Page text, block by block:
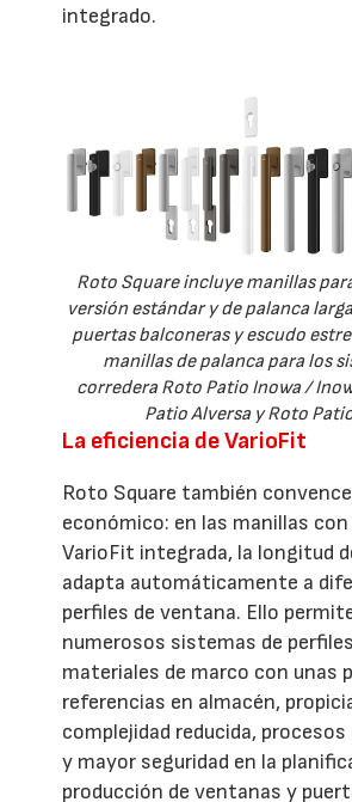
integrado.
Roto Square incluye manillas
versión estándar y de palanca
puertas balconeras y escudo
manillas de palanca para los
corredera Roto Patio Inowa /
Patio Alversa y Roto
La eficiencia de VarioFit
Roto Square también
económico: en las manillas
VarioFit integrada, la longitud
adapta automáticamente a
perfiles de ventana. Ello
numerosos sistemas de
materiales de marco con unas
referencias en almacén,
complejidad reducida,
y mayor seguridad en la
producción de ventanas y